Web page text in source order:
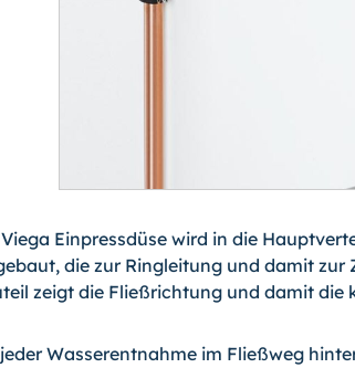
Einpressdüse wird in die
die zur Ringleitung und damit zur
zeigt die Fließrichtung und damit die
Wasserentnahme im Fließweg